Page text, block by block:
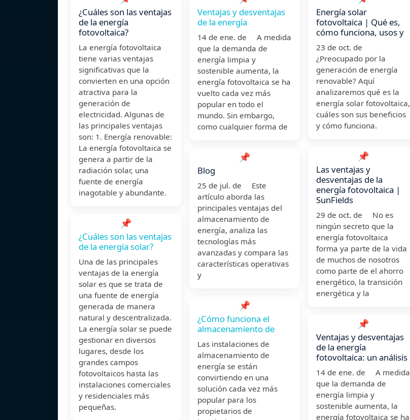
¿Cuáles son las ventajas
de la energía
fotovoltaica?
La energía fotovoltaica
tiene varias ventajas
significativas que la
convierten en una opción
atractiva para la
generación de
electricidad. Algunas de
las principales ventajas
son: 1. Energía renovable:
La energía fotovoltaica se
genera a partir de la
radiación solar, una
fuente de energía
inagotable y abundante.
📌
¿Cuáles son las ventajas
de la energía solar?
Una de las principales
ventajas de la energía
solar es que se trata de
una fuente de energía
generada de manera
natural y descentralizada.
La energía solar se puede
gestionar en diversos
lugares, desde los
grandes campos
fotovoltaicos hasta las
instalaciones comerciales
y residenciales más
pequeñas.
Ventajas y desventajas
de la energía
14 de ene. de A medida
que la demanda de
energía limpia y
sostenible aumenta, la
energía fotovoltaica se ha
vuelto cada vez más
popular en todo el
mundo. Sin embargo,
como cualquier forma de
📌
Blog
25 de jul. de Este
artículo aborda las
principales ventajas del
almacenamiento de
energía, analiza las
tecnologías más
avanzadas y compara las
características operativas
y
📌
¿Cómo funciona el
almacenamiento de
Las instalaciones de
almacenamiento de
energía se están
convirtiendo en una
solución cada vez más
popular para los
propietarios de
Energía solar
fotovoltaica | Qué es,
cómo funciona, usos y
23 de oct. de
¿Preocupado por la
generación de energía
renovable? Aquí
analizaremos qué es la
energía solar fotovoltaica,
cuáles son sus beneficios
y cómo funciona.
📌
Las ventajas y
desventajas de la
energía fotovoltaica |
SunFields
29 de oct. de No es
ningún secreto que la
energía fotovoltaica
forma ya parte de la vida
de muchos de nosotros
como parte de el ahorro
energético, la transición
energética y la
📌
Ventajas y desventajas
de la energía
fotovoltaica: un análisis
14 de ene. de A medida
que la demanda de
energía limpia y
sostenible aumenta, la
energía fotovoltaica se ha